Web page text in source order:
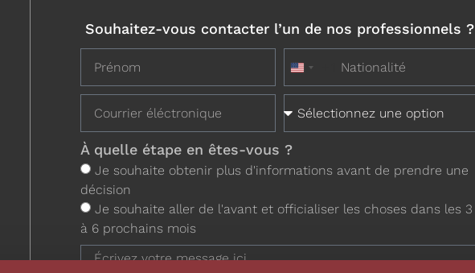
Souhaitez-vous contacter l’un de nos professionnels ?
United States +1
À quelle étape en êtes-vous ?
Je souhaite obtenir plus d'informations avant de prendre une
décision
Je souhaite aller de l'avant et officialiser les choses dans les 3
à 6 prochains mois